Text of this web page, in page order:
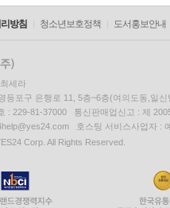
방침 청소년보호정책 도서홍보안내
세라
등포구 은행로 11, 5층~6층(여의도동,일신
: 229-81-37000 통신판매업신고 : 제
호스팅 서비스사업자 :
Corp. All Rights Reserved.